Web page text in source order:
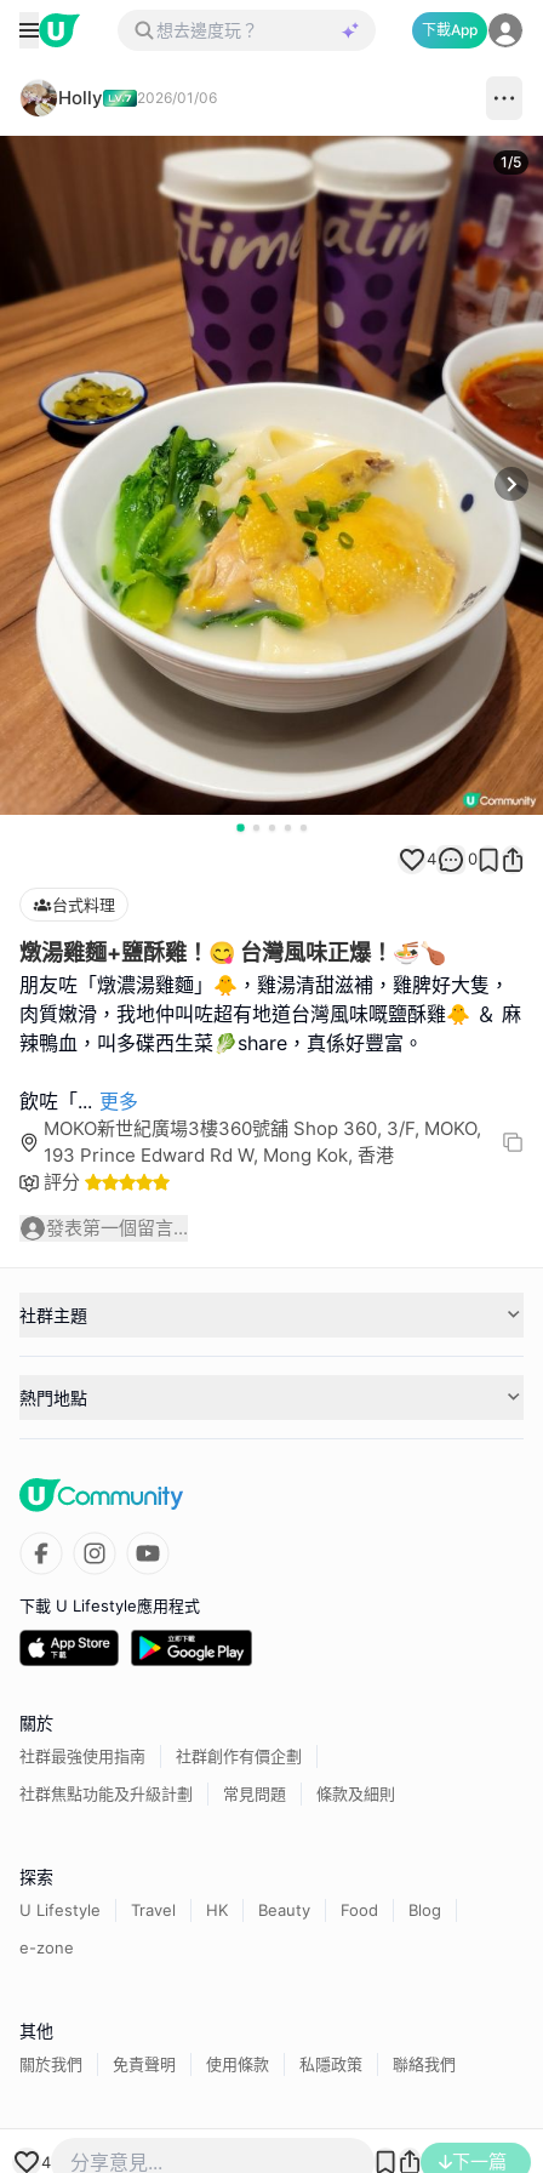
下載App
Holly 2026/01/06
1/5
4 0
台式料理
燉湯雞麵+鹽酥雞！😋 台灣風味正爆！🍜🍗
朋友咗「燉濃湯雞麵」🐥，雞湯清甜滋補，雞脾好大隻，
肉質嫩滑，我地仲叫咗超有地道台灣風味嘅鹽酥雞🐥 ＆ 麻
辣鴨血，叫多碟西生菜🥬share，真係好豐富。
飲咗「... 更多
MOKO新世紀廣場3樓360號舖 Shop 360, 3/F, MOKO,
193 Prince Edward Rd W, Mong Kok, 香港
評分
發表第一個留言...
4 下一篇
社群主題
熱門地點
下載 U Lifestyle應用程式
關於
社群最強使用指南
社群創作有價企劃
社群焦點功能及升級計劃
常見問題 條款及細則
探索
U Lifestyle Travel HK Beauty Food
Blog
e-zone
其他
關於我們 免責聲明 使用條款 私隱政策 聯絡我們
香港經濟日報版權所有©